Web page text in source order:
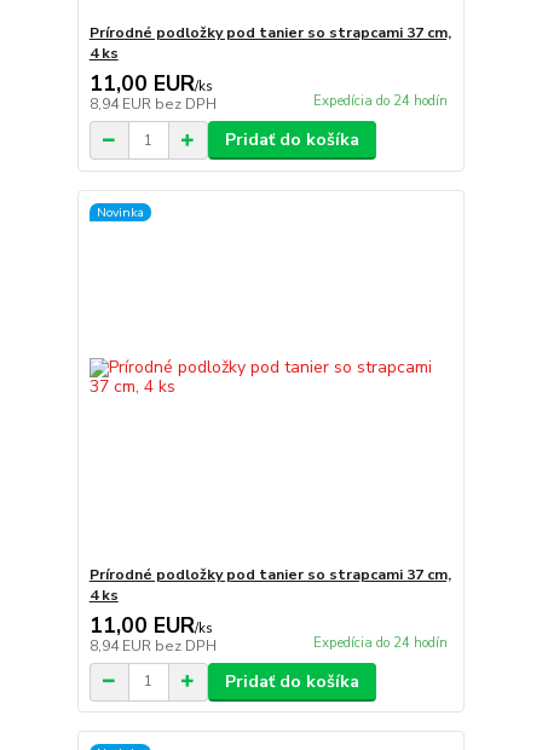
Prírodné podložky pod tanier so strapcami 37 cm,
4 ks
11,00 EUR/ks
8,94 EUR bez DPH Expedícia do 24 hodín
Pridať do košíka
Novinka
Prírodné podložky pod tanier so strapcami 37 cm,
4 ks
11,00 EUR/ks
8,94 EUR bez DPH Expedícia do 24 hodín
Pridať do košíka